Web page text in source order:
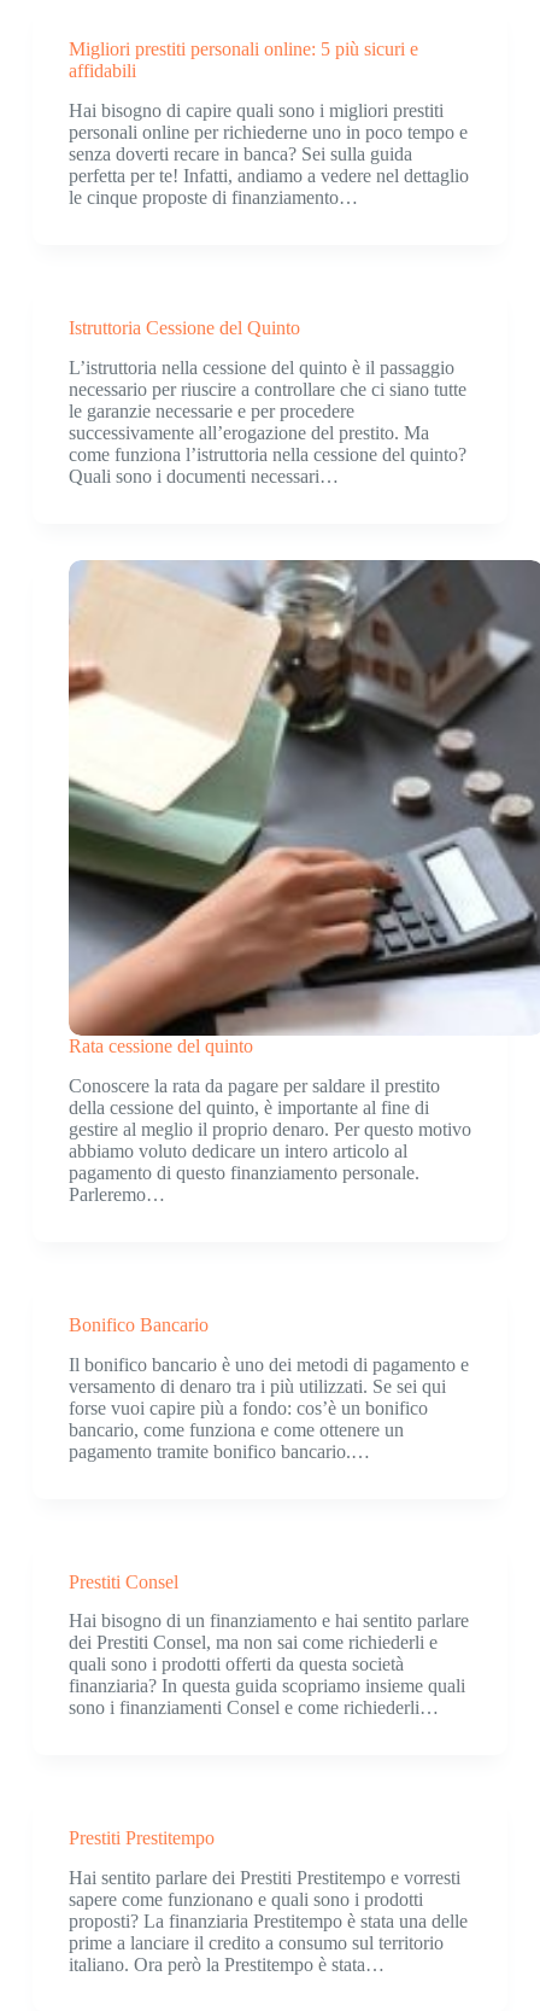
Migliori prestiti personali online: 5 più sicuri e
affidabili
Hai bisogno di capire quali sono i migliori prestiti
personali online per richiederne uno in poco tempo e
senza doverti recare in banca? Sei sulla guida
perfetta per te! Infatti, andiamo a vedere nel dettaglio
le cinque proposte di finanziamento…
Istruttoria Cessione del Quinto
L’istruttoria nella cessione del quinto è il passaggio
necessario per riuscire a controllare che ci siano tutte
le garanzie necessarie e per procedere
successivamente all’erogazione del prestito. Ma
come funziona l’istruttoria nella cessione del quinto?
Quali sono i documenti necessari…
Rata cessione del quinto
Conoscere la rata da pagare per saldare il prestito
della cessione del quinto, è importante al fine di
gestire al meglio il proprio denaro. Per questo motivo
abbiamo voluto dedicare un intero articolo al
pagamento di questo finanziamento personale.
Parleremo…
Bonifico Bancario
Il bonifico bancario è uno dei metodi di pagamento e
versamento di denaro tra i più utilizzati. Se sei qui
forse vuoi capire più a fondo: cos’è un bonifico
bancario, come funziona e come ottenere un
pagamento tramite bonifico bancario.…
Prestiti Consel
Hai bisogno di un finanziamento e hai sentito parlare
dei Prestiti Consel, ma non sai come richiederli e
quali sono i prodotti offerti da questa società
finanziaria? In questa guida scopriamo insieme quali
sono i finanziamenti Consel e come richiederli…
Prestiti Prestitempo
Hai sentito parlare dei Prestiti Prestitempo e vorresti
sapere come funzionano e quali sono i prodotti
proposti? La finanziaria Prestitempo è stata una delle
prime a lanciare il credito a consumo sul territorio
italiano. Ora però la Prestitempo è stata…